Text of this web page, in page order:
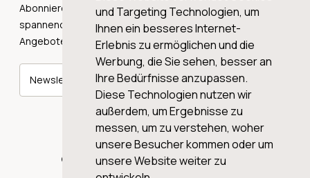
und Targeting Technologien, um
Ihnen ein besseres Internet-
Erlebnis zu ermöglichen und die
Werbung, die Sie sehen, besser an
Ihre Bedürfnisse anzupassen.
Diese Technologien nutzen wir
außerdem, um Ergebnisse zu
messen, um zu verstehen, woher
unsere Besucher kommen oder um
unsere Website weiter zu
Abonnieren Sie unseren Newsletter und erhalten Sie
spannende Weingeschichten, Neuigkeiten und tolle
Angebote direkt in Ihre Mailbox.
Newsletter abonnieren
© 2026 WINE AG VALENTIN & VON SALIS